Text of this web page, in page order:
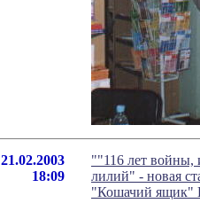
21.02.2003
18:09
""116 лет войны,
лилий" - новая
"Кошачий ящик"